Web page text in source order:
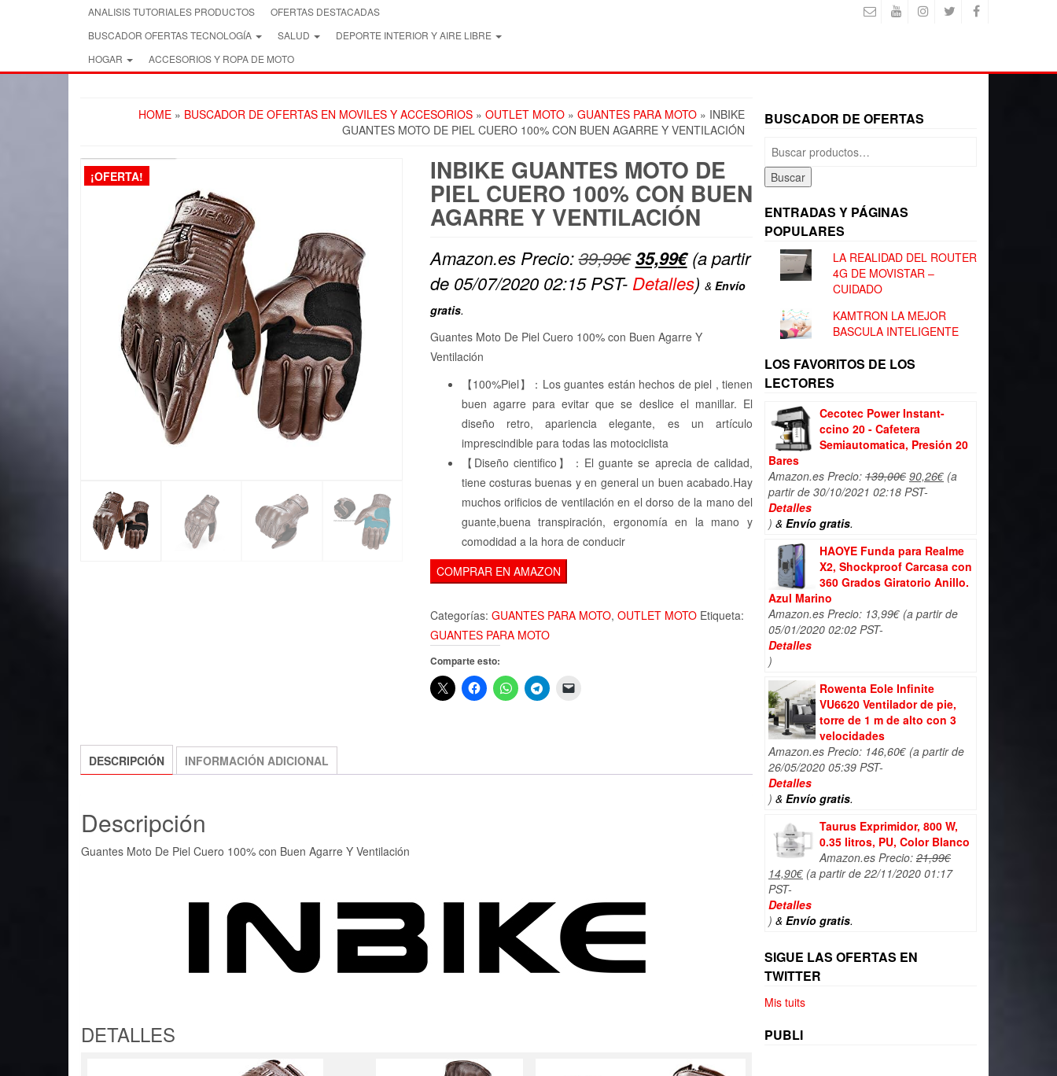
ANALISIS TUTORIALES PRODUCTOS
OFERTAS DESTACADAS
BUSCADOR OFERTAS TECNOLOGÍA
SALUD
DEPORTE INTERIOR Y AIRE LIBRE
HOGAR
ACCESORIOS Y ROPA DE MOTO
HOME » BUSCADOR DE OFERTAS EN MOVILES Y ACCESORIOS » OUTLET MOTO » GUANTES PARA MOTO » INBIKE
GUANTES MOTO DE PIEL CUERO 100% CON BUEN AGARRE Y VENTILACIÓN
¡OFERTA! INBIKE GUANTES MOTO DE
PIEL CUERO 100% CON BUEN
AGARRE Y VENTILACIÓN
Amazon.es Precio:39,99€ El
precio
era:
35,99€El
precio
es:
(a partir
de 05/07/2020 02:15 PST- Detalles) & Envío
gratis.
Guantes Moto De Piel Cuero 100% con Buen Agarre Y
Ventilación
【100%Piel】：Los guantes están hechos de piel , tienen
buen agarre para evitar que se deslice el manillar. El
diseño retro, apariencia elegante, es un artículo
imprescindible para todas las motociclista
【Diseño cientifico】：El guante se aprecia de calidad,
tiene costuras buenas y en general un buen acabado.Hay
muchos orificios de ventilación en el dorso de la mano del
guante,buena transpiración, ergonomía en la mano y
comodidad a la hora de conducir
COMPRAR EN AMAZON
Categorías: GUANTES PARA MOTO, OUTLET MOTO Etiqueta:
GUANTES PARA MOTO
Comparte esto:
DESCRIPCIÓN INFORMACIÓN ADICIONAL
Descripción
Guantes Moto De Piel Cuero 100% con Buen Agarre Y Ventilación
DETALLES
BUSCADOR DE OFERTAS
Buscar
por:
Buscar
ENTRADAS Y PÁGINAS
POPULARES
LA REALIDAD DEL ROUTER
4G DE MOVISTAR –
CUIDADO
KAMTRON LA MEJOR
BASCULA INTELIGENTE
LOS FAVORITOS DE LOS
LECTORES
Cecotec Power Instant-
ccino 20 - Cafetera
Semiautomatica, Presión 20
Bares
Amazon.es Precio: 139,00€ El
precio
90,26€El(a
partir de 30/10/2021 02:18 PST-
Detalles
) & Envío gratis.
HAOYE Funda para Realme
X2, Shockproof Carcasa con
360 Grados Giratorio Anillo.
Azul Marino
Amazon.es Precio: 13,99€ (a partir de
05/01/2020 02:02 PST-
Detalles
)
Rowenta Eole Infinite
VU6620 Ventilador de pie,
torre de 1 m de alto con 3
velocidades
Amazon.es Precio: 146,60€ (a partir de
26/05/2020 05:39 PST-
Detalles
) & Envío gratis.
Taurus Exprimidor, 800 W,
0.35 litros, PU, Color Blanco
Amazon.es Precio: 21,99€
El
precio
original
era:
14,90€El
actual
es:
(a partir de 22/11/2020 01:17
PST-
Detalles
) & Envío gratis.
SIGUE LAS OFERTAS EN
TWITTER
Mis tuits
PUBLI